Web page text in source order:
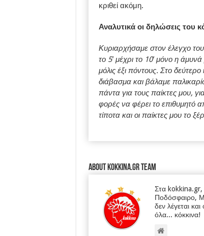
κριθεί ακόμη.
Αναλυτικά οι δηλώσεις του
Κυριαρχήσαμε στον έλεγχο
το 5′ μέχρι το 10′ μόνο η
μόλις έξι πόντους. Στο
διάβασμα και βάλαμε
πάντα για τους παίκτες μου,
φορές να φέρει το επιθυμητό
τίποτα και οι παίκτες μου το
About kokkina.gr TEAM
Στα kokkina.gr,
Ποδόσφαιρο,
δεν λέγεται
όλα... κόκκινα!